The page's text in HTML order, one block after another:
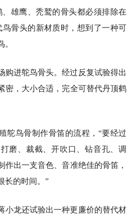
雄鹰、秃鹫的骨头都必须排除在
骨头的新材质时，想到了一种可
购进鸵鸟骨头。经过反复试验得出
密，大小合适，完全可替代丹顶鹤
鸵鸟骨制作骨笛的流程，“要经过
磨、裁截、开吹口、钻音孔、调
作出一支音色、音准绝佳的骨笛，
长的时间。”
小龙还试验出一种更廉价的替代材